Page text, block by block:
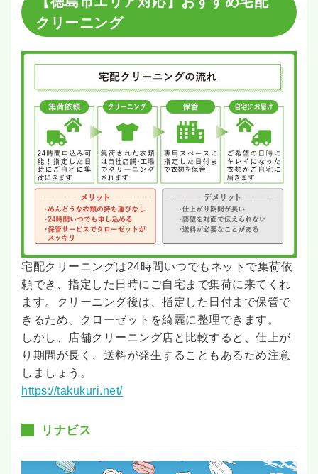
クリーニング
宅配クリーニングは24時間いつでもネットで集荷依
頼でき、指定した日時にご自宅まで集荷に来てくれ
ます。クリーニング後は、指定した日付まで保管で
きるため、クローゼットを綺麗に整理できます。
しかし、店舗クリーニング店と比較すると、仕上が
り期間が長く、送料が発生することもあるため注意
しましょう。
https://takukuri.net/
リナビス